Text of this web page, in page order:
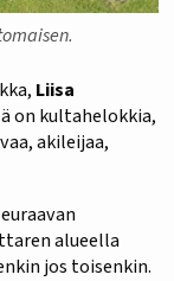
Liisa
on kultahelokkia,
akileijaa,
alueella
jos toisenkin.